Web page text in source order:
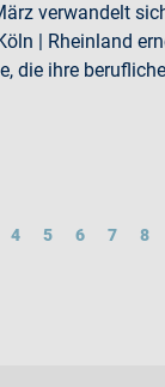
verwandelt
| Rheinland
die ihre
4 5 6 7 8